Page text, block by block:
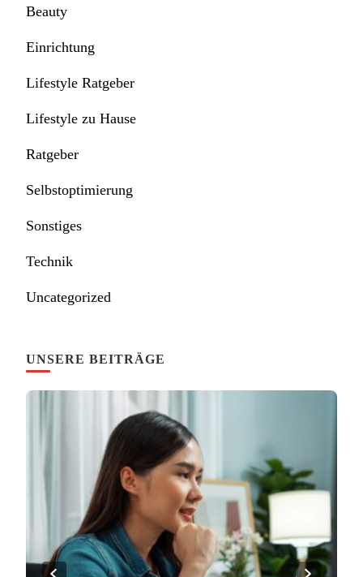
Beauty
Einrichtung
Lifestyle Ratgeber
Lifestyle zu Hause
Ratgeber
Selbstoptimierung
Sonstiges
Technik
Uncategorized
UNSERE BEITRÄGE